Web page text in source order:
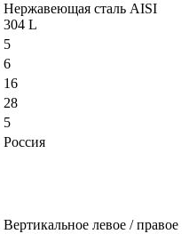
Нержавеющая сталь AISI
304 L
5
6
16
28
5
Россия
Вертикальное левое / правое